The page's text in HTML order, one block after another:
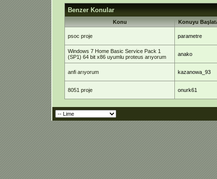
Benzer Konular
Konu Konuyu
psoc proje parametre
Windows 7 Home Basic Service Pack 1
(SP1) 64 bit x86 uyumlu proteus arıyorum
anako
anfi arıyorum kazanowa_93
8051 proje onurk61